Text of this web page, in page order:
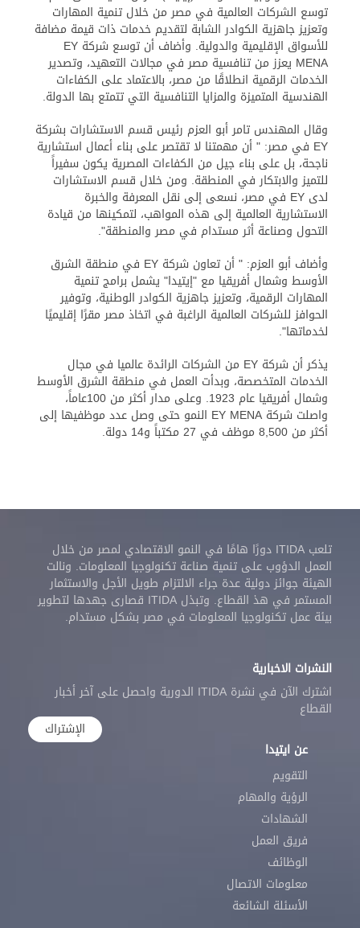
توسع الشركات العالمية في مصر من خلال تنمية المهارات
وتعزيز جاهزية الكوادر الشابة لتقديم خدمات ذات قيمة مضافة
للأسواق الإقليمية والدولية. وأضاف أن توسع شركة EY
MENA يعزز من تنافسية مصر في مجالات التعهيد، وتصدير
الخدمات الرقمية انطلاقًا من مصر، بالاعتماد على الكفاءات
الهندسية المتميزة والمزايا التنافسية التي تتمتع بها الدولة.
وقال المهندس تامر أبو العزم رئيس قسم الاستشارات بشركة
EY في مصر: " أن مهمتنا لا تقتصر على بناء أعمال استشارية
ناجحة، بل على بناء جيل من الكفاءات المصرية يكون سفيراً
للتميز والابتكار في المنطقة. ومن خلال قسم الاستشارات
لدى EY في مصر، نسعى إلى نقل المعرفة والخبرة
الاستشارية العالمية إلى هذه المواهب، لتمكينها من قيادة
التحول وصناعة أثر مستدام في مصر والمنطقة".
وأضاف أبو العزم: " أن تعاون شركة EY في منطقة الشرق
الأوسط وشمال أفريقيا مع "إيتيدا" يشمل برامج تنمية
المهارات الرقمية، وتعزيز جاهزية الكوادر الوطنية، وتوفير
الحوافز للشركات العالمية الراغبة في اتخاذ مصر مقرًا إقليميًا
لخدماتها".
يذكر أن شركة EY من الشركات الرائدة عالميا في مجال
الخدمات المتخصصة، وبدأت العمل في منطقة الشرق الأوسط
وشمال أفريقيا عام 1923. وعلى مدار أكثر من 100عاماً،
واصلت شركة EY MENA النمو حتى وصل عدد موظفيها إلى
أكثر من 8,500 موظف في 27 مكتباً و14 دولة.
تلعب ITIDA دورًا هامًا في النمو الاقتصادي لمصر من خلال
العمل الدؤوب على تنمية صناعة تكنولوجيا المعلومات. ونالت
الهيئة جوائز دولية عدة جراء الالتزام طويل الأجل والاستثمار
المستمر في هذ القطاع. وتبذل ITIDA قصارى جهدها لتطوير
بيئة عمل تكنولوجيا المعلومات في مصر بشكل مستدام.
النشرات الاخبارية
اشترك الآن في نشرة ITIDA الدورية واحصل على آخر أخبار
القطاع
الإشتراك
عن ايتيدا
التقويم
الرؤية والمهام
الشهادات
فريق العمل
الوظائف
معلومات الاتصال
الأسئلة الشائعة